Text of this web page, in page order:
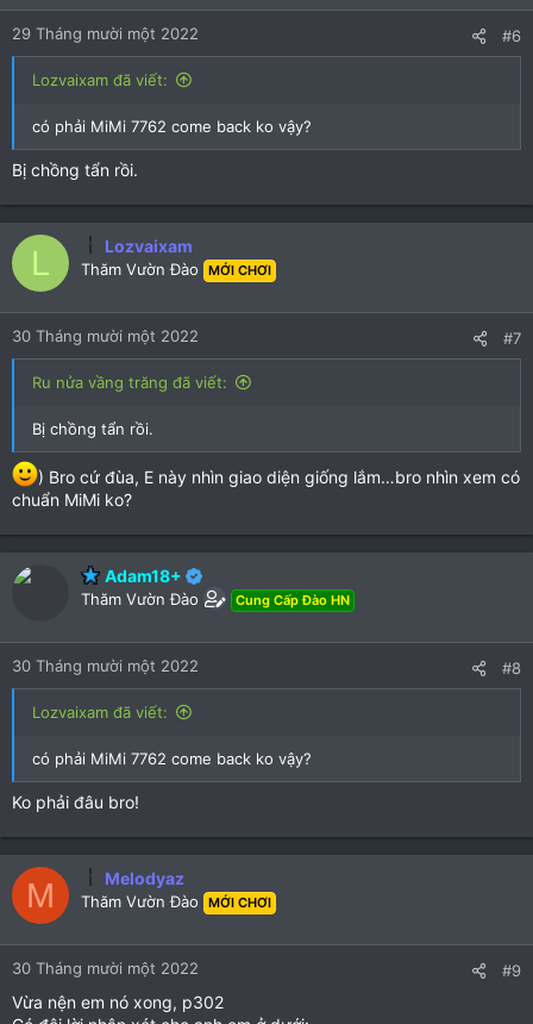
n
s
:
29 Tháng mười một 2022 #6
Lozvaixam đã viết:
có phải MiMi 7762 come back ko vậy?
Bị chồng tẩn rồi.
L Lozvaixam
Thăm Vườn Đào MỚI CHƠI
30 Tháng mười một 2022 #7
Ru nửa vầng trăng đã viết:
Bị chồng tẩn rồi.
) Bro cứ đùa, E này nhìn giao diện giống lắm…bro nhìn xem có
chuẩn MiMi ko?
Adam18+
Thăm Vườn Đào Cung Cấp Đào HN
30 Tháng mười một 2022 #8
Lozvaixam đã viết:
có phải MiMi 7762 come back ko vậy?
Ko phải đâu bro!
M Melodyaz
Thăm Vườn Đào MỚI CHƠI
30 Tháng mười một 2022 #9
Vừa nện em nó xong, p302